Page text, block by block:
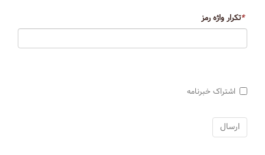
*تکرار واژه رمز
اشتراک خبرنامه